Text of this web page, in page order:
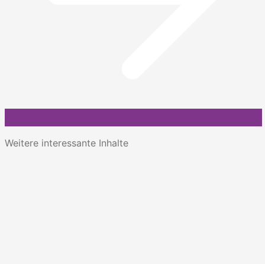
Weitere interessante Inhalte